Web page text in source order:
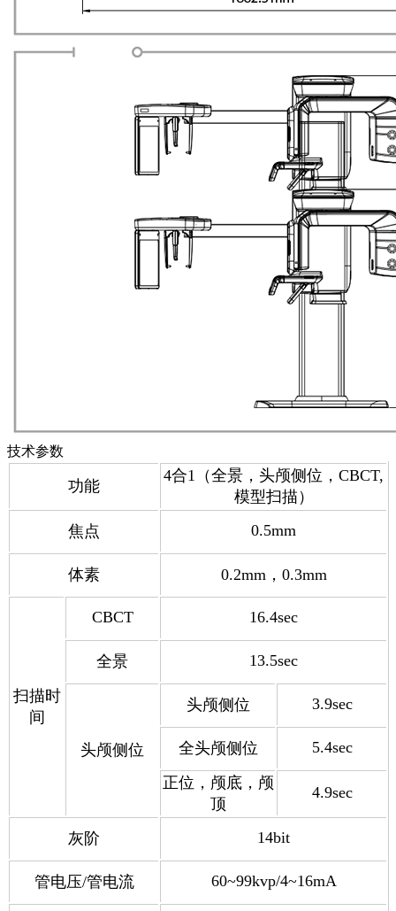
技术参数
功能
4合1（全景，头颅侧位，CBCT,
模型扫描）
焦点
0.5mm
体素 0.2mm，0.3mm
扫描时
间
CBCT 16.4sec
全景 13.5sec
头颅侧位
头颅侧位 3.9sec
全头颅侧位 5.4sec
正位， 颅底， 颅
顶
4.9sec
灰阶 14bit
管电压/管电流 60~99kvp/4~16mA